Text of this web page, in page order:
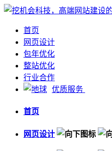
首页
网页设计
包年优化
整站优化
行业合作
优质服务
首页
网页设计